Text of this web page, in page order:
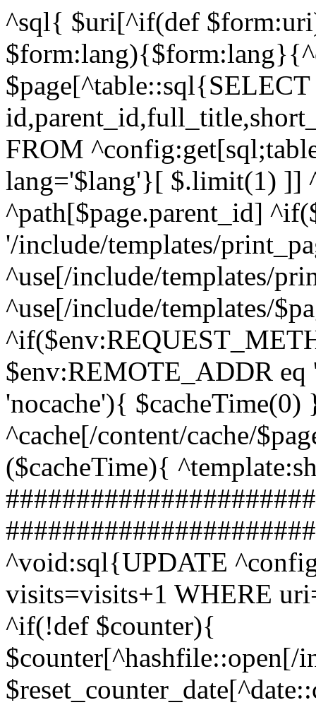
^sql{ $uri[^if(def
$page[^table::sql{SELECT
FROM
lang='$lang'}[ $.limit(1) ]]
^path[$page.parent_id]
'/include/templates/
^use[/include/templates/
^use[/include/templates/
$env:REMOTE_ADDR eq
'nocache'){
^cache[/content/cache/
($cacheTime){
^void:sql{UPDATE
visits=visits+1 WHERE
^if(!def $counter){
$counter[^hashfile::open[/